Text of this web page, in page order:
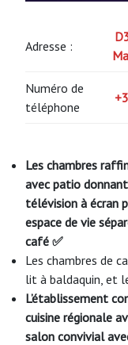
Adresse :
Numéro de
téléphone
Les chambres
avec patio
télévision à écran
espace de vie
café ✅
Les chambres de
lit à baldaquin, et
L’établissement
cuisine régionale
salon convivial